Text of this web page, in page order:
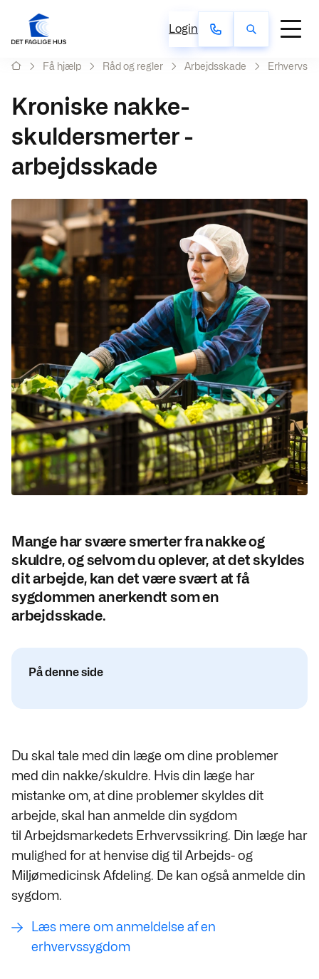
Login
Få hjælp Råd og regler Arbejdsskade
Kroniske nakke-
skuldersmerter -
arbejdsskade
Mange har svære smerter fra nakke og
skuldre, og selvom du oplever, at det skyldes
dit arbejde, kan det være svært at få
sygdommen anerkendt som en
arbejdsskade.
På denne side
Du skal tale med din læge om dine problemer
med din nakke/skuldre. Hvis din læge har
mistanke om, at dine problemer skyldes dit
arbejde, skal han anmelde din sygdom
til Arbejdsmarkedets Erhvervssikring. Din læge har
mulighed for at henvise dig til Arbejds- og
Miljømedicinsk Afdeling. De kan også anmelde din
sygdom.
Læs mere om anmeldelse af en
erhvervssygdom